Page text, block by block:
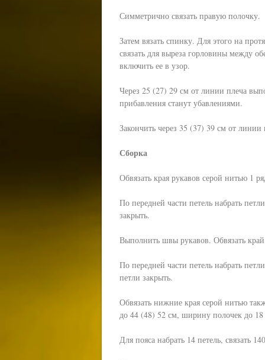
Симметрично связать правую полочку.
Затем вязать спинку. Для этого на
связать для выреза горловины между
включить ее в узор.
Через 25 (27) 29 см от линии плеча
прибавления станут убавлениями.
Закончить через 35 (37) 39 см от линии
Сборка
Обвязать края рукавов серой нитью 1
По передней части петель набрать
закрыть.
Выполнить швы рукавов. Обвязать
По передней части петель набрать
петли закрыть.
Обвязать нижние края серой нитью
до 44 (48) 52 см, ширину полочек до
Для пояса набрать 14 петель, связать